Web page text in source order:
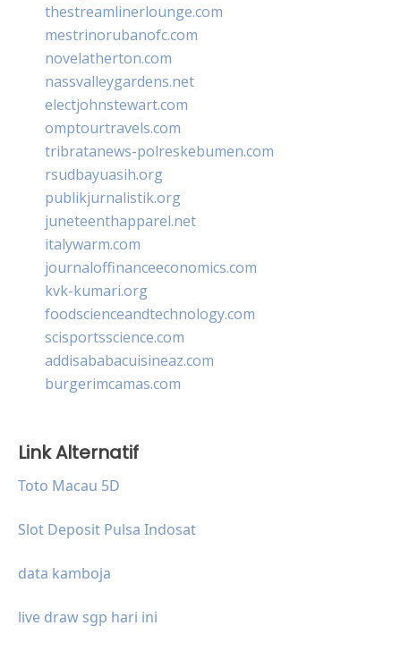
thestreamlinerlounge.com
mestrinorubanofc.com
novelatherton.com
nassvalleygardens.net
electjohnstewart.com
omptourtravels.com
tribratanews-polreskebumen.com
rsudbayuasih.org
publikjurnalistik.org
juneteenthapparel.net
italywarm.com
journaloffinanceeconomics.com
kvk-kumari.org
foodscienceandtechnology.com
scisportsscience.com
addisababacuisineaz.com
burgerimcamas.com
Link Alternatif
Toto Macau 5D
Slot Deposit Pulsa Indosat
data kamboja
live draw sgp hari ini